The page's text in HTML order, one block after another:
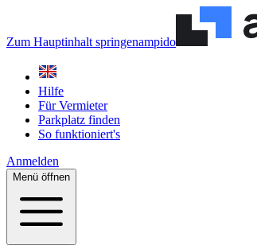
Zum Hauptinhalt springenampido
Hilfe
Für Vermieter
Parkplatz finden
So funktioniert's
Anmelden
Menü öffnen